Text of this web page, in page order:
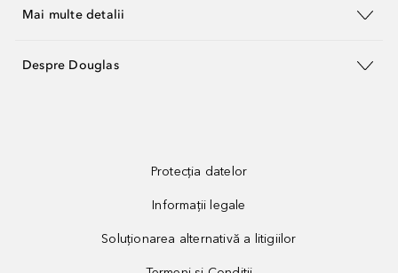
Mai multe detalii
Despre Douglas
Protecția datelor
Informații legale
Soluționarea alternativă a litigiilor